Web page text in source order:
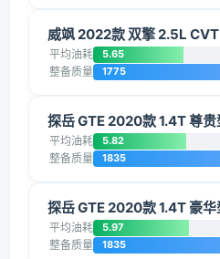
威飒 2022款 双擎 2.5L
平均油耗 5.65
整备质量 1775
探岳 GTE 2020款 1.4T 尊贵
平均油耗 5.82
整备质量 1835
探岳 GTE 2020款 1.4T 豪华
平均油耗 5.97
整备质量 1835